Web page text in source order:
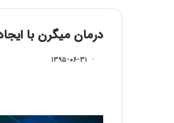
درمان میگرن با
۱۳۹۵-۰۶-۳۱